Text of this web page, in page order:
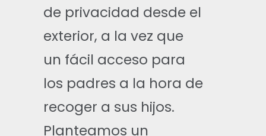
de privacidad desde el
exterior, a la vez que
un fácil acceso para
los padres a la hora de
recoger a sus hijos.
Planteamos un